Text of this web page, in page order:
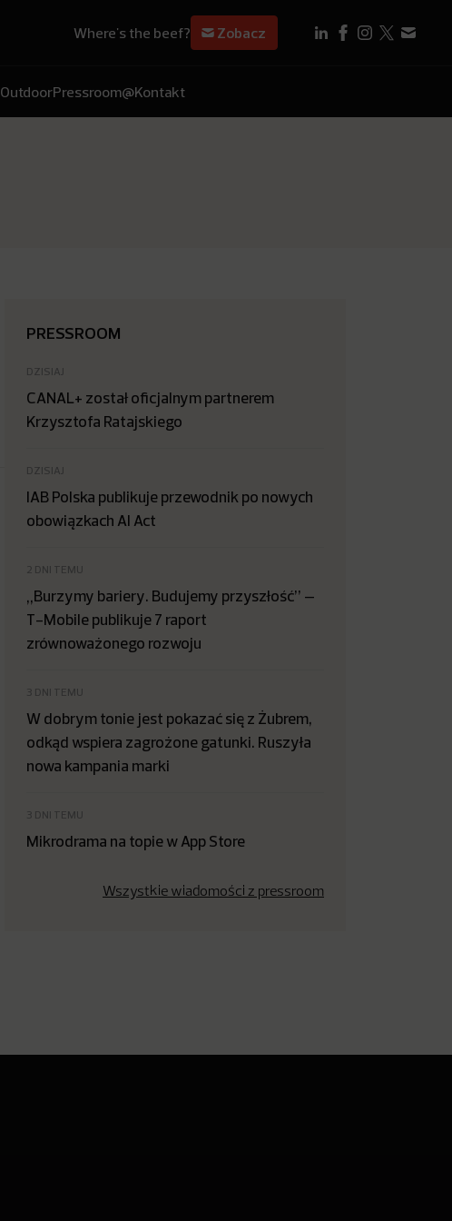
Where's the beef? Zobacz
OutdoorPressroom@Kontakt
PRESSROOM
DZISIAJ
CANAL+ został oficjalnym partnerem
Krzysztofa Ratajskiego
DZISIAJ
IAB Polska publikuje przewodnik po nowych
obowiązkach AI Act
2 DNI TEMU
„Burzymy bariery. Budujemy przyszłość” –
T-Mobile publikuje 7 raport
zrównoważonego rozwoju
3 DNI TEMU
W dobrym tonie jest pokazać się z Żubrem,
odkąd wspiera zagrożone gatunki. Ruszyła
nowa kampania marki
3 DNI TEMU
Mikrodrama na topie w App Store
Wszystkie wiadomości z pressroom